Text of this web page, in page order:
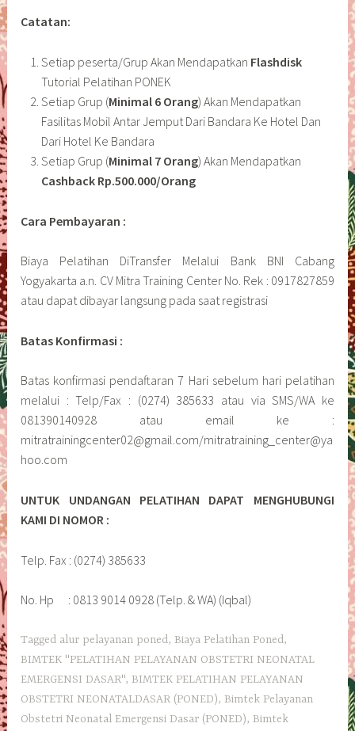
Catatan:
Setiap peserta/Grup Akan Mendapatkan Flashdisk
Tutorial Pelatihan PONEK
Setiap Grup (Minimal 6 Orang) Akan Mendapatkan
Fasilitas Mobil Antar Jemput Dari Bandara Ke Hotel Dan
Dari Hotel Ke Bandara
Setiap Grup (Minimal 7 Orang) Akan Mendapatkan
Cashback Rp.500.000/Orang
Cara Pembayaran :
Biaya Pelatihan DiTransfer Melalui Bank BNI Cabang
Yogyakarta a.n. CV Mitra Training Center No. Rek : 0917827859
atau dapat dibayar langsung pada saat registrasi
Batas Konfirmasi :
Batas konfirmasi pendaftaran 7 Hari sebelum hari pelatihan
melalui : Telp/Fax : (0274) 385633 atau via SMS/WA ke
081390140928 atau email ke :
mitratrainingcenter02@gmail.com/mitratraining_center@ya
hoo.com
UNTUK UNDANGAN PELATIHAN DAPAT MENGHUBUNGI
KAMI DI NOMOR :
Telp. Fax : (0274) 385633
No. Hp : 0813 9014 0928 (Telp. & WA) (Iqbal)
Tagged alur pelayanan poned, Biaya Pelatihan Poned,
BIMTEK "PELATIHAN PELAYANAN OBSTETRI NEONATAL
EMERGENSI DASAR", BIMTEK PELATIHAN PELAYANAN
OBSTETRI NEONATALDASAR (PONED), Bimtek Pelayanan
Obstetri Neonatal Emergensi Dasar (PONED), Bimtek